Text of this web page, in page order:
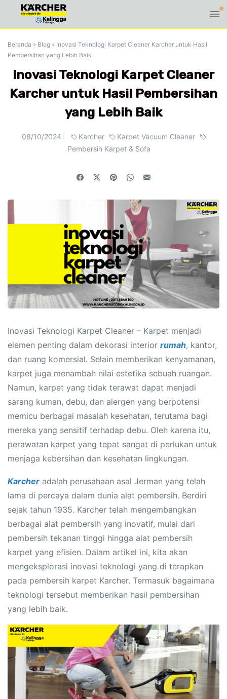
Beranda » Blog » Inovasi Teknologi Karpet Cleaner Karcher untuk Hasil
Pembersihan yang Lebih Baik
Inovasi Teknologi Karpet Cleaner
Karcher untuk Hasil Pembersihan
yang Lebih Baik
08/10/2024 Karcher
Karpet Vacuum Cleaner
Pembersih Karpet & Sofa
Inovasi Teknologi Karpet Cleaner – Karpet menjadi
elemen penting dalam dekorasi interior rumah, kantor,
dan ruang komersial. Selain memberikan kenyamanan,
karpet juga menambah nilai estetika sebuah ruangan.
Namun, karpet yang tidak terawat dapat menjadi
sarang kuman, debu, dan alergen yang berpotensi
memicu berbagai masalah kesehatan, terutama bagi
mereka yang sensitif terhadap debu. Oleh karena itu,
perawatan karpet yang tepat sangat di perlukan untuk
menjaga kebersihan dan kesehatan lingkungan.
Karcher adalah perusahaan asal Jerman yang telah
lama di percaya dalam dunia alat pembersih. Berdiri
sejak tahun 1935. Karcher telah mengembangkan
berbagai alat pembersih yang inovatif, mulai dari
pembersih tekanan tinggi hingga alat pembersih
karpet yang efisien. Dalam artikel ini, kita akan
mengeksplorasi inovasi teknologi yang di terapkan
pada pembersih karpet Karcher. Termasuk bagaimana
teknologi tersebut memberikan hasil pembersihan
yang lebih baik.